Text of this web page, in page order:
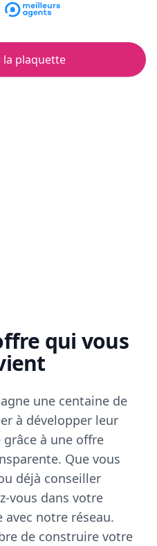
la plaquette
qui vous
une centaine de
à développer leur
à une offre
Que vous
déjà conseiller
vous dans votre
notre réseau.
de construire votre